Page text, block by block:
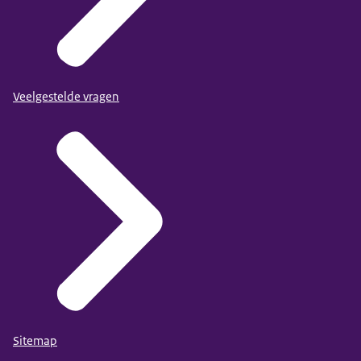
Veelgestelde vragen
Sitemap